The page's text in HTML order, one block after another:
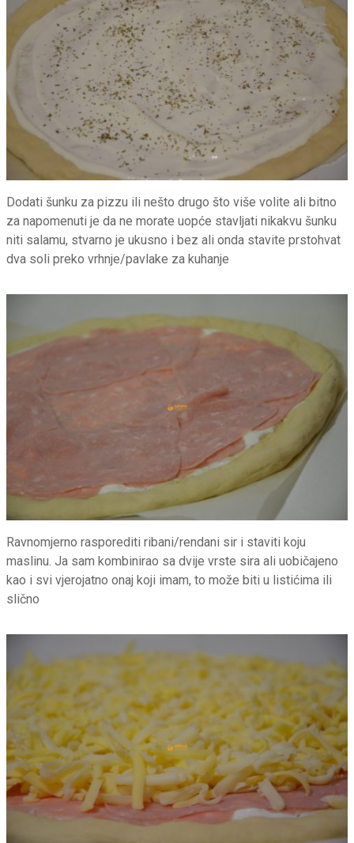
Dodati šunku za pizzu ili nešto drugo što više volite ali bitno
za napomenuti je da ne morate uopće stavljati nikakvu šunku
niti salamu, stvarno je ukusno i bez ali onda stavite prstohvat
dva soli preko vrhnje/pavlake za kuhanje
Ravnomjerno rasporediti ribani/rendani sir i staviti koju
maslinu. Ja sam kombinirao sa dvije vrste sira ali uobičajeno
kao i svi vjerojatno onaj koji imam, to može biti u listićima ili
slično